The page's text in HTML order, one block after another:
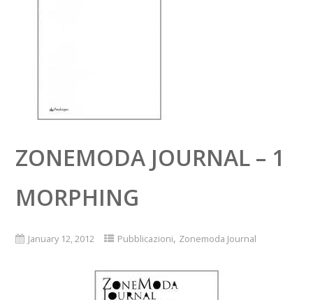
ZONEMODA JOURNAL – 1
MORPHING
January 12, 2012 Pubblicazioni, Zonemoda Journal